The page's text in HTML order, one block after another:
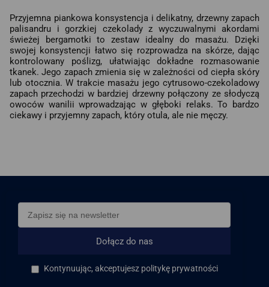
Przyjemna piankowa konsystencja i delikatny, drzewny zapach
palisandru i gorzkiej czekolady z wyczuwalnymi akordami
świeżej bergamotki to zestaw idealny do masażu. Dzięki
swojej konsystencji łatwo się rozprowadza na skórze, dając
kontrolowany poślizg, ułatwiając dokładne rozmasowanie
tkanek. Jego zapach zmienia się w zależności od ciepła skóry
lub otocznia. W trakcie masażu jego cytrusowo-czekoladowy
zapach przechodzi w bardziej drzewny połączony ze słodyczą
owoców wanilii wprowadzając w głęboki relaks. To bardzo
ciekawy i przyjemny zapach, który otula, ale nie męczy.
Dołącz do nas
Kontynuując, akceptujesz politykę prywatności